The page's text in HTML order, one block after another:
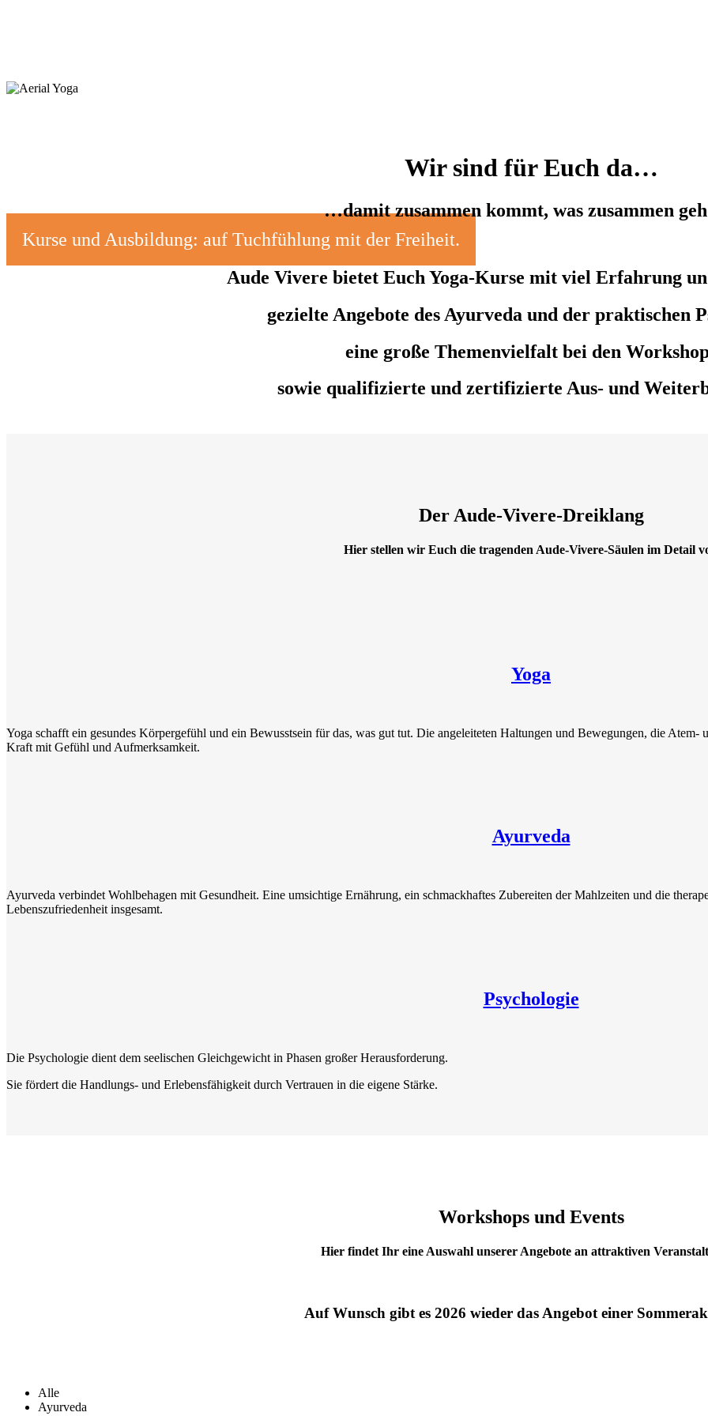
Kurse und Ausbildung: auf Tuchfühlung mit der Freiheit.
Psychologie
Wir sind für Euch da…
…damit zusammen kommt, was zusammen
Aude Vivere bietet Euch Yoga-Kurse mit viel Erfahrung
gezielte Angebote des Ayurveda und der praktischen
eine große Themenvielfalt bei den
sowie qualifizierte und zertifizierte Aus- und
Der Aude-Vivere-Dreiklang
Hier stellen wir Euch die tragenden Aude-Vivere-Säulen im Detail
Yoga
Yoga schafft ein gesundes Körpergefühl und ein Bewusstsein für das, was gut tut. Die angeleiteten Haltungen und Bewegungen, die
Kraft mit Gefühl und Aufmerksamkeit.
Ayurveda
Ayurveda verbindet Wohlbehagen mit Gesundheit. Eine umsichtige Ernährung, ein schmackhaftes Zubereiten der Mahlzeiten und die
Lebenszufriedenheit insgesamt.
Psychologie
Die Psychologie dient dem seelischen Gleichgewicht in Phasen großer Herausforderung.
Sie fördert die Handlungs- und Erlebensfähigkeit durch Vertrauen in die eigene Stärke.
Workshops und Events
Hier findet Ihr eine Auswahl unserer Angebote an attraktiven
Auf Wunsch gibt es 2026 wieder das Angebot einer
Alle
Ayurveda